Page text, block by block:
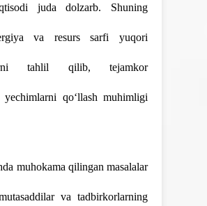
juda dolzarb. Shuning
va resurs sarfi yuqori
tahlil qilib, tejamkor
yechimlarni qo‘llash muhimligi
muhokama qilingan masalalar
va tadbirkorlarning